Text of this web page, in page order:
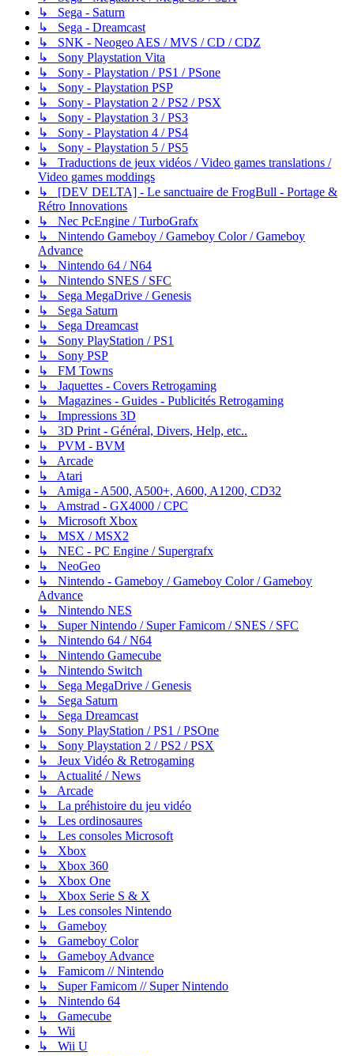
↳ Sega - Saturn
↳ Sega - Dreamcast
↳ SNK - Neogeo AES / MVS / CD / CDZ
↳ Sony Playstation Vita
↳ Sony - Playstation / PS1 / PSone
↳ Sony - Playstation PSP
↳ Sony - Playstation 2 / PS2 / PSX
↳ Sony - Playstation 3 / PS3
↳ Sony - Playstation 4 / PS4
↳ Sony - Playstation 5 / PS5
↳ Traductions de jeux vidéos / Video games translations /
Video games moddings
↳ [DEV DELTA] - Le sanctuaire de FrogBull - Portage &
Rétro Innovations
↳ Nec PcEngine / TurboGrafx
↳ Nintendo Gameboy / Gameboy Color / Gameboy
Advance
↳ Nintendo 64 / N64
↳ Nintendo SNES / SFC
↳ Sega MegaDrive / Genesis
↳ Sega Saturn
↳ Sega Dreamcast
↳ Sony PlayStation / PS1
↳ Sony PSP
↳ FM Towns
↳ Jaquettes - Covers Retrogaming
↳ Magazines - Guides - Publicités Retrogaming
↳ Impressions 3D
↳ 3D Print - Général, Divers, Help, etc..
↳ PVM - BVM
↳ Arcade
↳ Atari
↳ Amiga - A500, A500+, A600, A1200, CD32
↳ Amstrad - GX4000 / CPC
↳ Microsoft Xbox
↳ MSX / MSX2
↳ NEC - PC Engine / Supergrafx
↳ NeoGeo
↳ Nintendo - Gameboy / Gameboy Color / Gameboy
Advance
↳ Nintendo NES
↳ Super Nintendo / Super Famicom / SNES / SFC
↳ Nintendo 64 / N64
↳ Nintendo Gamecube
↳ Nintendo Switch
↳ Sega MegaDrive / Genesis
↳ Sega Saturn
↳ Sega Dreamcast
↳ Sony PlayStation / PS1 / PSOne
↳ Sony Playstation 2 / PS2 / PSX
↳ Jeux Vidéo & Retrogaming
↳ Actualité / News
↳ Arcade
↳ La préhistoire du jeu vidéo
↳ Les ordinosaures
↳ Les consoles Microsoft
↳ Xbox
↳ Xbox 360
↳ Xbox One
↳ Xbox Serie S & X
↳ Les consoles Nintendo
↳ Gameboy
↳ Gameboy Color
↳ Gameboy Advance
↳ Famicom // Nintendo
↳ Super Famicom // Super Nintendo
↳ Nintendo 64
↳ Gamecube
↳ Wii
↳ Wii U